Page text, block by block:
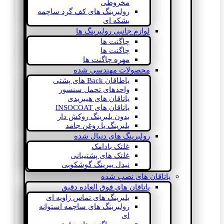
مخروطی
رولبرینگ های کف گرد ساچمه
بشکه ای
لوازم جانبی رولبرینگ ها
چاگنت ها
چاگنت ها
مهره چاگنت ها
محصولات مهندسی شده
یاطاقان Back های پشتی
واحدهای تحمل سنسور
یاتاقان های هیبریدی
یاتاقان های INSOCOAT
بدون بلبرینگ روکش دار
بلبرینگ با روغن جامد
رولبرینگ های دنبال شده
غلتک بادامک
غلتک های پشتیبانی
نیدل بیرینگ گوشکوبی
یاتاقان های نصب شده
یاتاقان های فوق العاده دقیق
بلبرینگ های تماس زاویه ای
رولبرینگ های ساچمه استوانه
ای